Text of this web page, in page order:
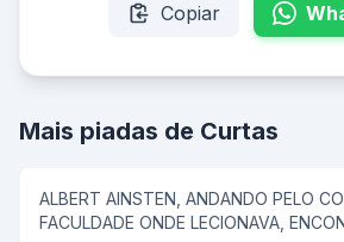
Copiar
Mais piadas de Curtas
ALBERT AINSTEN, ANDANDO PELO
FACULDADE ONDE LECIONAVA,